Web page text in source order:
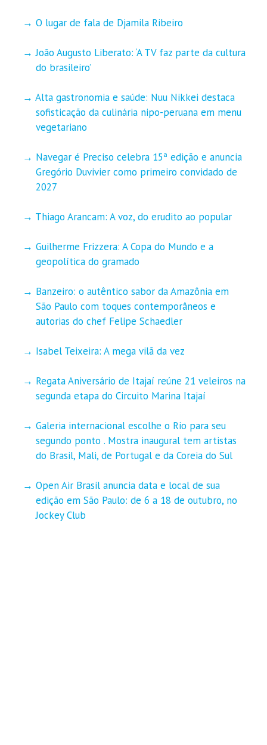
O lugar de fala de Djamila Ribeiro
João Augusto Liberato: ‘A TV faz parte da cultura
do brasileiro’
Alta gastronomia e saúde: Nuu Nikkei destaca
sofisticação da culinária nipo-peruana em menu
vegetariano
Navegar é Preciso celebra 15ª edição e anuncia
Gregório Duvivier como primeiro convidado de
2027
Thiago Arancam: A voz, do erudito ao popular
Guilherme Frizzera: A Copa do Mundo e a
geopolítica do gramado
Banzeiro: o autêntico sabor da Amazônia em
São Paulo com toques contemporâneos e
autorias do chef Felipe Schaedler
Isabel Teixeira: A mega vilã da vez
Regata Aniversário de Itajaí reúne 21 veleiros na
segunda etapa do Circuito Marina Itajaí
Galeria internacional escolhe o Rio para seu
segundo ponto . Mostra inaugural tem artistas
do Brasil, Mali, de Portugal e da Coreia do Sul
Open Air Brasil anuncia data e local de sua
edição em São Paulo: de 6 a 18 de outubro, no
Jockey Club